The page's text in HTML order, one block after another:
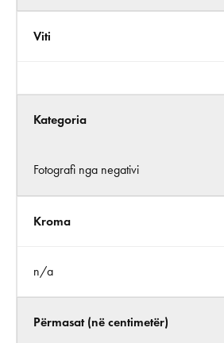
Viti
Kategoria
Fotografi nga negativi
Kroma
n/a
Përmasat (në centimetër)